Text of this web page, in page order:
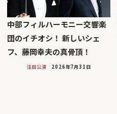
中部フィルハーモニー交響楽
団のイチオシ！ 新しいシェ
フ、藤岡幸夫の真骨頂！
注目公演 2026年7月31日